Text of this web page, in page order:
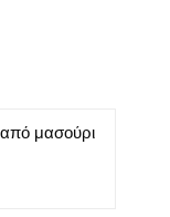
μασούρι